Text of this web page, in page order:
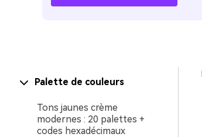
Palette de couleurs
Tons jaunes crème
modernes : 20 palettes +
codes hexadécimaux